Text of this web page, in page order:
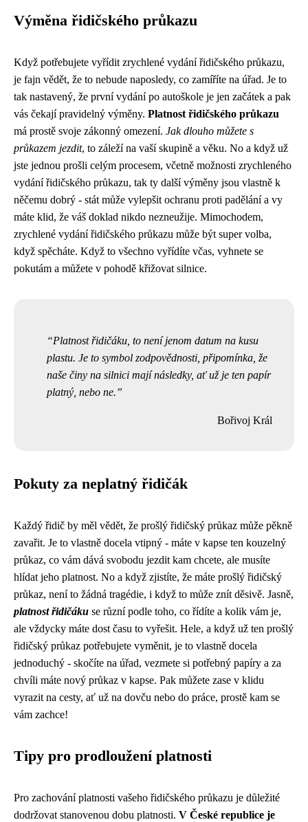
Výměna řidičského průkazu
Když potřebujete vyřídit zrychlené vydání řidičského průkazu,
je fajn vědět, že to nebude naposledy, co zamíříte na úřad. Je to
tak nastavený, že první vydání po autoškole je jen začátek a pak
vás čekají pravidelný výměny. Platnost řidičského průkazu
má prostě svoje zákonný omezení. Jak dlouho můžete s
průkazem jezdit, to záleží na vaší skupině a věku. No a když už
jste jednou prošli celým procesem, včetně možnosti zrychleného
vydání řidičského průkazu, tak ty další výměny jsou vlastně k
něčemu dobrý - stát může vylepšit ochranu proti padělání a vy
máte klid, že váš doklad nikdo nezneužije. Mimochodem,
zrychlené vydání řidičského průkazu může být super volba,
když spěcháte. Když to všechno vyřídíte včas, vyhnete se
pokutám a můžete v pohodě křižovat silnice.
Platnost řidičáku, to není jenom datum na kusu
plastu. Je to symbol zodpovědnosti, připomínka, že
naše činy na silnici mají následky, ať už je ten papír
platný, nebo ne.
Bořivoj Král
Pokuty za neplatný řidičák
Každý řidič by měl vědět, že prošlý řidičský průkaz může pěkně
zavařit. Je to vlastně docela vtipný - máte v kapse ten kouzelný
průkaz, co vám dává svobodu jezdit kam chcete, ale musíte
hlídat jeho platnost. No a když zjistíte, že máte prošlý řidičský
průkaz, není to žádná tragédie, i když to může znít děsivě. Jasně,
platnost řidičáku se různí podle toho, co řídíte a kolik vám je,
ale vždycky máte dost času to vyřešit. Hele, a když už ten prošlý
řidičský průkaz potřebujete vyměnit, je to vlastně docela
jednoduchý - skočíte na úřad, vezmete si potřebný papíry a za
chvíli máte nový průkaz v kapse. Pak můžete zase v klidu
vyrazit na cesty, ať už na dovču nebo do práce, prostě kam se
vám zachce!
Tipy pro prodloužení platnosti
Pro zachování platnosti vašeho řidičského průkazu je důležité
dodržovat stanovenou dobu platnosti. V České republice je